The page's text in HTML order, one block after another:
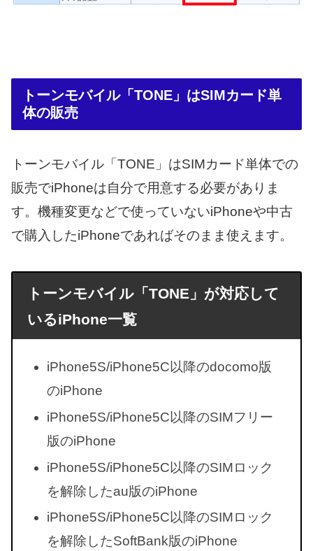
トーンモバイル「TONE」はSIMカード単
体の販売
トーンモバイル「TONE」はSIMカード単体での
販売でiPhoneは自分で用意する必要がありま
す。機種変更などで使っていないiPhoneや中古
で購入したiPhoneであればそのまま使えます。
トーンモバイル「TONE」が対応して
いるiPhone一覧
iPhone5S/iPhone5C以降のdocomo版
のiPhone
iPhone5S/iPhone5C以降のSIMフリー
版のiPhone
iPhone5S/iPhone5C以降のSIMロック
を解除したau版のiPhone
iPhone5S/iPhone5C以降のSIMロック
を解除したSoftBank版のiPhone